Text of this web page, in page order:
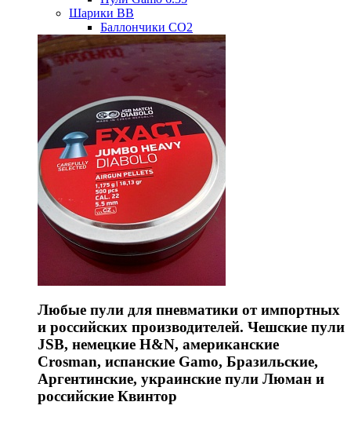
Шарики BB
Баллончики CO2
Любые пули для пневматики от импортных
и российских производителей. Чешские пули
JSB, немецкие H&N, американские
Crosman, испанские Gamo, Бразильские,
Аргентинские, украинские пули Люман и
российские Квинтор